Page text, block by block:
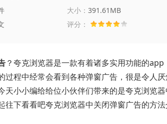
大小：391.61MB
评分：
？夸克浏览器是一款有着诸多实用功能的
过程中经常会看到各种弹窗广告，很是令人
天小小编给给位小伙伴们带来的是夸克浏览
下看看吧夸克浏览器中关闭弹窗广告的方法